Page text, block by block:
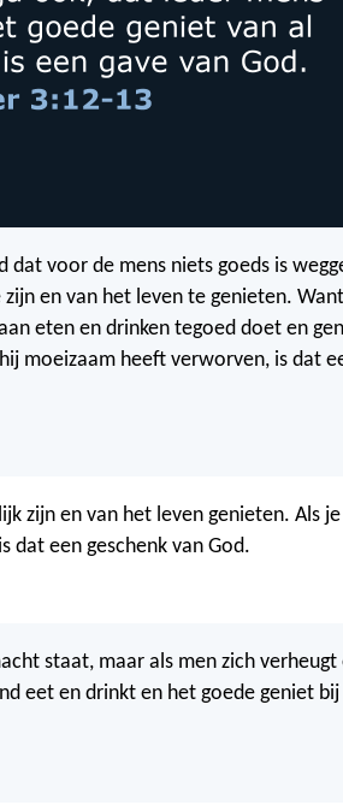
dat voor de mens niets goeds is
en van het leven te genieten. Want
eten en drinken tegoed doet en
moeizaam heeft verworven, is dat
zijn en van het leven genieten. Als
dat een geschenk van God.
staat, maar als men zich verheugt
eet en drinkt en het goede geniet bij